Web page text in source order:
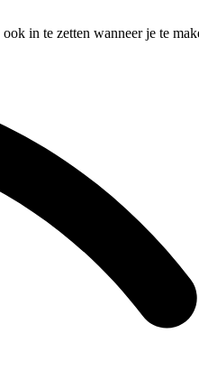
in te zetten wanneer je te